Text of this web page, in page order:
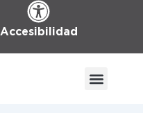
Accesibilidad